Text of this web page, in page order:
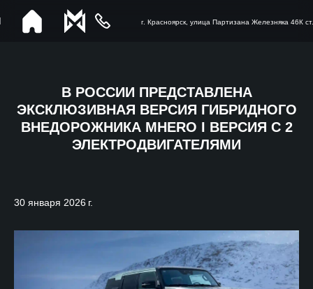
г. Красноярск, улица Партизана Железняка 46К
В РОССИИ ПРЕДСТАВЛЕНА
ЭКСКЛЮЗИВНАЯ ВЕРСИЯ ГИБРИДНОГО
ВНЕДОРОЖНИКА MHERO I ВЕРСИЯ С 2
ЭЛЕКТРОДВИГАТЕЛЯМИ
30 января 2026 г.